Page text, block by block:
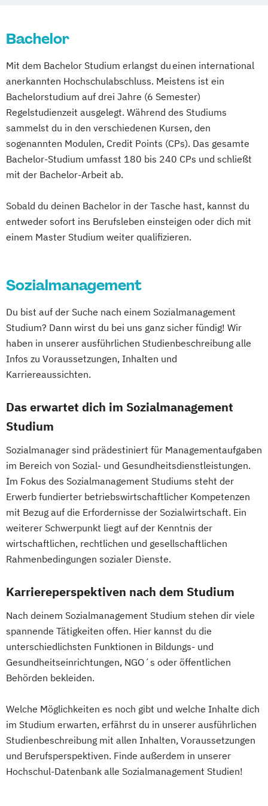
Experience Management
Betriebswirtschaftslehre – Industrial
Management
Betriebswirtschaftslehre – Office
Management
Business Administration (DE/EN)
Business Intelligence
Coaching und Supervision
Computer Science (DE/EN) Controlling
Customer Centricity
DevOps und Cloud Computing (DE/EN)
Digital Business Management
Digital Entrepreneurship Digital Health
(DE/EN)
Digital Transformation Management -
Digitale Transformation Diätetik
E-Beratung in der Pädagogik
E-Commerce Elektrotechnik
Engineering (DE/EN)
Entrepreneurship (DE/EN)
Ergotherapie
Ernährungswissenschaften
Erwachsenenbildung
Eventmanagement
Facility Management
Accounting und Taxation (DE/EN)
Finanzmanagement
Finanzmanagement für Bankkaufleute
Fitnessökonomie
Gerontologie
Gesundheits- und Pflegepädagogik
Gesundheitsmanagement
Gesundheitspsychologie
Gesundheitspädagogik
Bachelor
Mit dem Bachelor Studium erlangst du einen international
anerkannten Hochschulabschluss. Meistens ist ein
Bachelorstudium auf drei Jahre (6 Semester)
Regelstudienzeit ausgelegt. Während des Studiums
sammelst du in den verschiedenen Kursen, den
sogenannten Modulen, Credit Points (CPs). Das gesamte
Bachelor-Studium umfasst 180 bis 240 CPs und schließt
mit der Bachelor-Arbeit ab.
Sobald du deinen Bachelor in der Tasche hast, kannst du
entweder sofort ins Berufsleben einsteigen oder dich mit
einem Master Studium weiter qualifizieren.
Sozialmanagement
Du bist auf der Suche nach einem Sozialmanagement
Studium? Dann wirst du bei uns ganz sicher fündig! Wir
haben in unserer ausführlichen Studienbeschreibung alle
Infos zu Voraussetzungen, Inhalten und
Karriereaussichten.
Das erwartet dich im Sozialmanagement
Studium
Sozialmanager sind prädestiniert für Managementaufgaben
im Bereich von Sozial- und Gesundheitsdienstleistungen.
Im Fokus des Sozialmanagement Studiums steht der
Erwerb fundierter betriebswirtschaftlicher Kompetenzen
mit Bezug auf die Erfordernisse der Sozialwirtschaft. Ein
weiterer Schwerpunkt liegt auf der Kenntnis der
wirtschaftlichen, rechtlichen und gesellschaftlichen
Rahmenbedingungen sozialer Dienste.
Karriereperspektiven nach dem Studium
Nach deinem Sozialmanagement Studium stehen dir viele
spannende Tätigkeiten offen. Hier kannst du die
unterschiedlichsten Funktionen in Bildungs- und
Gesundheitseinrichtungen, NGO´s oder öffentlichen
Behörden bekleiden.
Welche Möglichkeiten es noch gibt und welche Inhalte dich
im Studium erwarten, erfährst du in unserer ausführlichen
Studienbeschreibung mit allen Inhalten, Voraussetzungen
und Berufsperspektiven. Finde außerdem in unserer
Hochschul-Datenbank alle Sozialmanagement Studien!